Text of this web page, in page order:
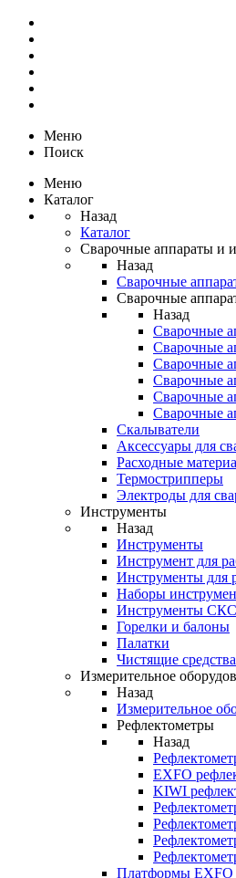
Меню
Поиск
Меню
Каталог
Назад
Каталог
Сварочные аппараты и
Назад
Сварочные
Сварочные
Назад
Сварочные
Сварочные
Сварочные
Сварочные
Сварочные
Cварочные
Скалыватели
Аксессуары для
Расходные
Термострипперы
Электроды для
Инструменты
Назад
Инструменты
Инструмент для
Инструменты для
Наборы
Инструменты СКС
Горелки и балоны
Палатки
Чистящие
Измерительное
Назад
Измерительное
Рефлектометры
Назад
EXFO
KIWI
Платформы EXFO